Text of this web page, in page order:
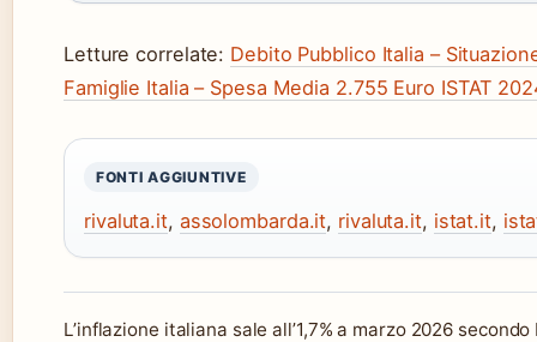
Letture correlate: Debito Pubblico Italia –
Famiglie Italia – Spesa Media 2.755 Euro ISTAT
FONTI AGGIUNTIVE
rivaluta.it, assolombarda.it, rivaluta.it, istat.it,
L’inflazione italiana sale all’1,7% a marzo 2026